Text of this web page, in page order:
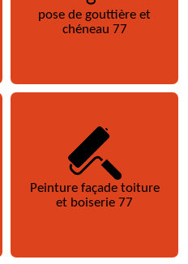
pose de gouttière et
chéneau 77
Peinture façade toiture
et boiserie 77